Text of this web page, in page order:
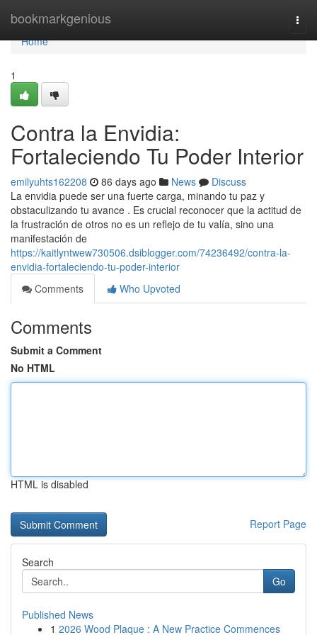
bookmarkgenious
Home
Home
1
Contra la Envidia:
Fortaleciendo Tu Poder Interior
emilyuhts162208 86 days ago News
Discuss
La envidia puede ser una fuerte carga, minando tu paz y
obstaculizando tu avance . Es crucial reconocer que la actitud de
la frustración de otros no es un reflejo de tu valía, sino una
manifestación de
https://kaitlyntwew730506.dsiblogger.com/74236492/contra-la-
envidia-fortaleciendo-tu-poder-interior
Comments
Who Upvoted
Comments
Submit a Comment
No HTML
HTML is disabled
Report Page
Search
Go
Published News
1 2026 Wood Plaque : A New Practice Commences